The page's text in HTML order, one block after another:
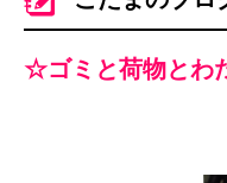
☆ゴミと荷物と